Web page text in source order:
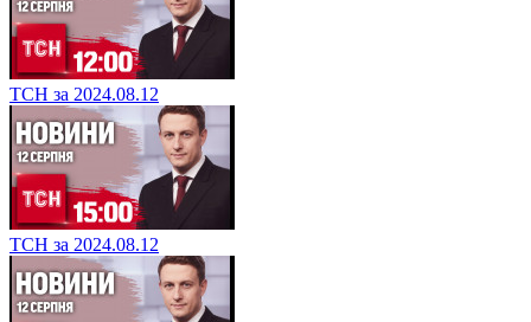
ТСН за 2024.08.12
ТСН за 2024.08.12